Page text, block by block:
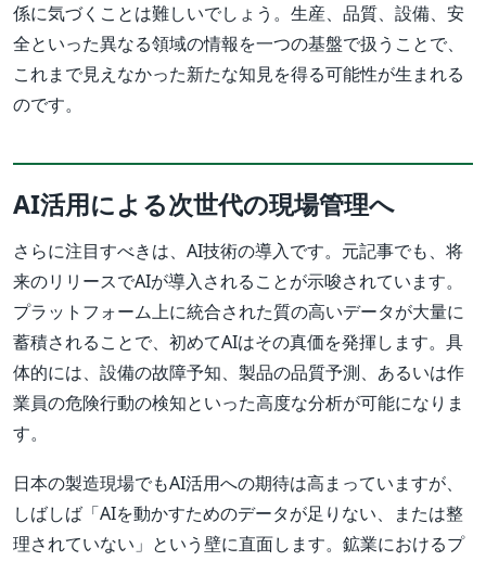
係に気づくことは難しいでしょう。生産、品質、設備、安
全といった異なる領域の情報を一つの基盤で扱うことで、
これまで見えなかった新たな知見を得る可能性が生まれる
のです。
AI活用による次世代の現場管理へ
さらに注目すべきは、AI技術の導入です。元記事でも、将
来のリリースでAIが導入されることが示唆されています。
プラットフォーム上に統合された質の高いデータが大量に
蓄積されることで、初めてAIはその真価を発揮します。具
体的には、設備の故障予知、製品の品質予測、あるいは作
業員の危険行動の検知といった高度な分析が可能になりま
す。
日本の製造現場でもAI活用への期待は高まっていますが、
しばしば「AIを動かすためのデータが足りない、または整
理されていない」という壁に直面します。鉱業におけるプ